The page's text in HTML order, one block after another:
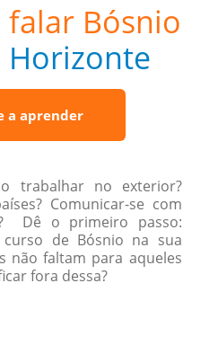
Bósnio
Horizonte
a aprender
trabalhar no exterior?
Comunicar-se com
Dê o primeiro passo:
de Bósnio na sua
não faltam para aqueles
fora dessa?